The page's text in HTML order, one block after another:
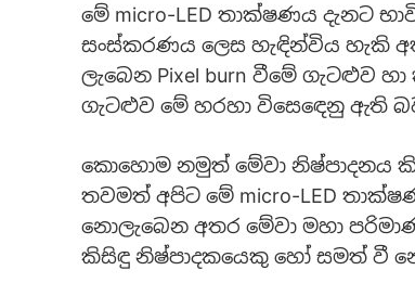
මේ micro-LED තාක්ෂණය දැනට
සංස්කරණය ලෙස හැඳින්විය හැකි
ලැබෙන Pixel burn වීමේ ගැටළුව
ගැටළුව මේ හරහා විස‍ෙඳෙනු ඇති
කොහොම නමුත් මේවා නිෂ්පාදනය
තවමත් අපිට මේ micro-LED
නොලැබෙන අතර මේවා මහා
කිසිඳු නිෂ්පාදකයෙකු හෝ සමත් වී